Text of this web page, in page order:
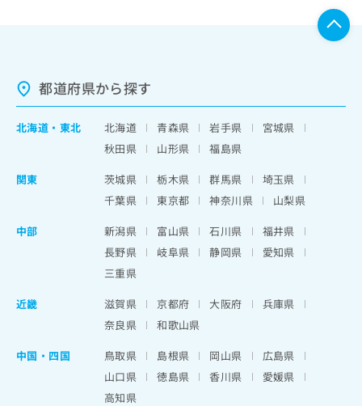
都道府県から探す
北海道 ・ 東北 北海道 青森県 岩手県
宮城県
秋田県
山形県
福島県
関東
茨城県 栃木県 群馬県
埼玉県
千葉県
東京都 神奈川県
山梨県
中部
新潟県 富山県 石川県
福井県
長野県
岐阜県 静岡県
愛知県
三重県
近畿
滋賀県 京都府 大阪府
兵庫県
奈良県
和歌山県
中国・四国
鳥取県 島根県 岡山県
広島県
山口県
徳島県 香川県
愛媛県
高知県